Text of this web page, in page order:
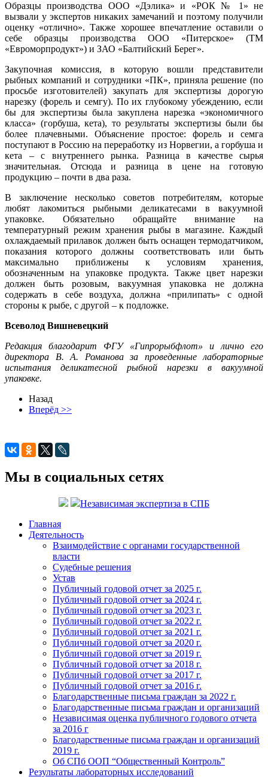
Образцы производства ООО «Дэлика» и «РОК № 1» не
вызвали у экспертов никаких замечаний и поэтому получили
оценку «отлично». Также хорошее впечатление оставили о
себе образцы производства ООО «Питерское» (ТМ
«Евроморпродукт») и ЗАО «Балтийский Берег».
Закупочная комиссия, в которую вошли представители
рыбных компаний и сотрудники «ПК», приняла решение (по
просьбе изготовителей) закупать для экспертизы дорогую
нарезку (форель и семгу). По их глубокому убеждению, если
бы для экспертизы была закуплена нарезка «экономичного
класса» (горбуша, кета), то результаты экспертизы были бы
более плачевными. Объяснение простое: форель и семга
поступают в Россию на переработку из Норвегии, а горбуша и
кета – с внутреннего рынка. Разница в качестве сырья
значительная. Отсюда и разница в цене на готовую
продукцию – почти в два раза.
В заключение несколько советов потребителям, которые
любят лакомиться рыбными деликатесами в вакуумной
упаковке. Обязательно обращайте внимание на
температурный режим хранения рыбы в магазине. Каждый
охлаждаемый прилавок должен быть оснащен термодатчиком,
показания которого должны соответствовать или быть
максимально приближены к условиям хранения,
обозначенным на упаковке продукта. Также цвет нарезки
должен быть розовым, вакуумная упаковка не должна
содержать в себе воздуха, должна «прилипать» с одной
стороны к рыбе, с другой – к подложке.
Всеволод Вишневецкий
Редакция благодарит ФГУ «Гипрорыбфлот» и лично его
директора В. А. Романова за проведенные лабораторные
испытания деликатесной рыбной нарезки в вакуумной
упаковке.
Назад
Вперёд >>
Мы в социальных сетях
Независимая экспертиза в СПБ
Главная
Деятельность
Взаимодействие с органами государственной
власти
Судебные решения
Устав
Публичный годовой отчет за 2025 г.
Публичный годовой отчет за 2024 г.
Публичный годовой отчет за 2023 г.
Публичный годовой отчет за 2022 г.
Публичный годовой отчет за 2021 г.
Публичный годовой отчет за 2020 г.
Публичный годовой отчет за 2019 г.
Публичный годовой отчет за 2018 г.
Публичный годовой отчет за 2017 г.
Публичный годовой отчет за 2016 г.
Благодарственные письма граждан за 2022 г.
Благодарственные письма граждан и организаций
Независимая оценка публичного годового отчета
за 2016 г
Благодарственные письма граждан и организаций
2019 г.
Об СПб ООП “Общественный Контроль”
Результаты лабораторных исследований